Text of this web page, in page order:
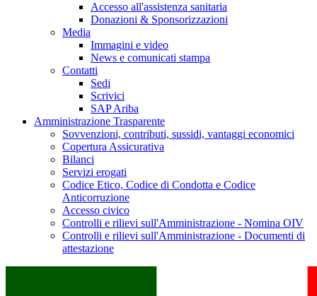
Accesso all'assistenza sanitaria
Donazioni & Sponsorizzazioni
Media
Immagini e video
News e comunicati stampa
Contatti
Sedi
Scrivici
SAP Ariba
Amministrazione Trasparente
Sovvenzioni, contributi, sussidi, vantaggi economici
Copertura Assicurativa
Bilanci
Servizi erogati
Codice Etico, Codice di Condotta e Codice
Anticorruzione
Accesso civico
Controlli e rilievi sull'Amministrazione - Nomina OIV
Controlli e rilievi sull'Amministrazione - Documenti di
attestazione